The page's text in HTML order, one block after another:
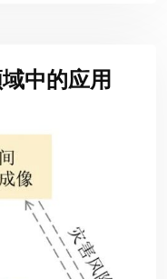
中的应用